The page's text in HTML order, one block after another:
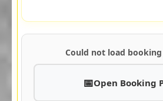
Could not load booking
Open Booking